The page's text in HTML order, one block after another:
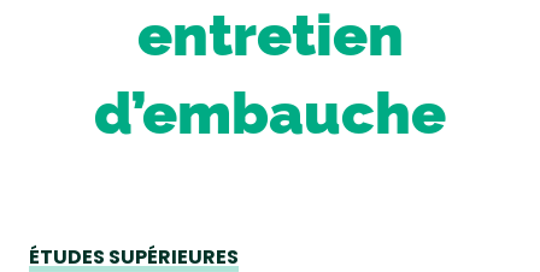
entretien
d’embauche
ÉTUDES SUPÉRIEURES